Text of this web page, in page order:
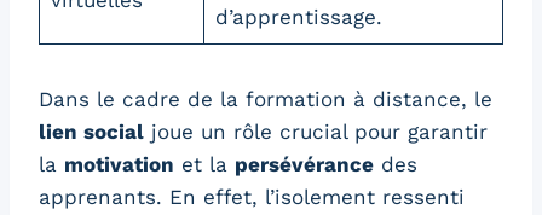
d’apprentissage.
Dans le cadre de la formation à distance, le
lien social joue un rôle crucial pour garantir
la motivation et la persévérance des
apprenants. En effet, l’isolement ressenti